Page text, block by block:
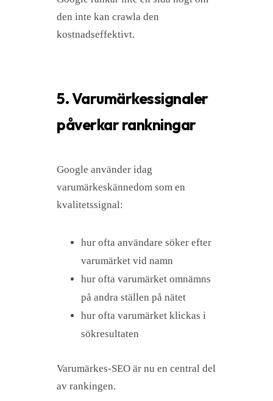
den inte kan crawla den
kostnadseffektivt.
5. Varumärkessignaler
påverkar rankningar
Google använder idag
varumärkeskännedom som en
kvalitetssignal:
hur ofta användare söker efter
varumärket vid namn
hur ofta varumärket omnämns
på andra ställen på nätet
hur ofta varumärket klickas i
sökresultaten
Varumärkes-SEO är nu en central del
av rankingen.